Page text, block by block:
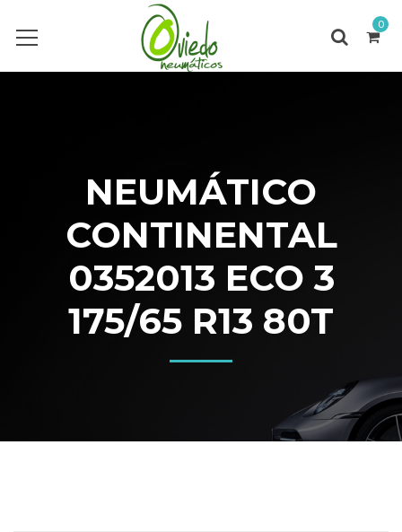
0
NEUMÁTICO
CONTINENTAL
0352013 ECO 3
175/65 R13 80T